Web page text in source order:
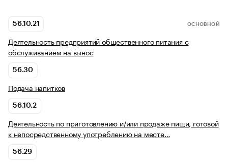
56.10.21 ОСНОВНОЙ
Деятельность предприятий общественного питания с
обслуживанием на вынос
56.30
Подача напитков
56.10.2
Деятельность по приготовлению и/или продаже пищи, готовой
к непосредственному употреблению на месте…
56.29